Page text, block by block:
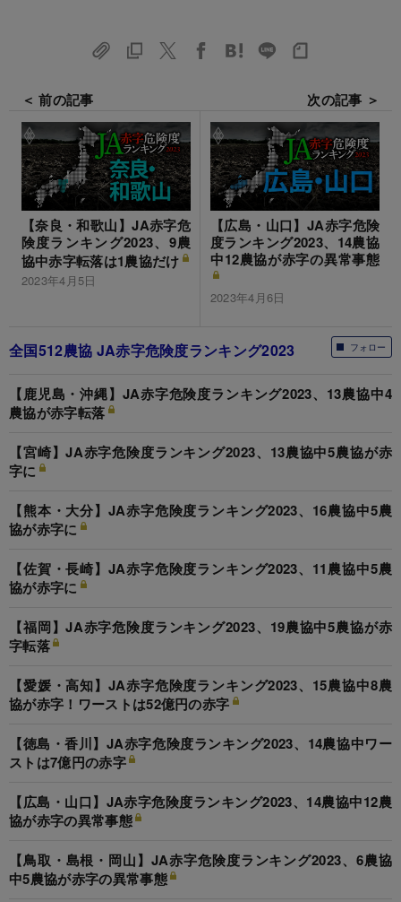
＜ 前の記事
【奈良・和歌山】JA赤字危
険度ランキング2023、9農
協中赤字転落は1農協だけ
2023年4月5日
次の記事 ＞
【広島・山口】JA赤字危険
度ランキング2023、14農協
中12農協が赤字の異常事態
2023年4月6日
フォロー
全国512農協 JA赤字危険度ランキング2023
【鹿児島・沖縄】JA赤字危険度ランキング2023、13農協中4
農協が赤字転落
【宮崎】JA赤字危険度ランキング2023、13農協中5農協が赤
字に
【熊本・大分】JA赤字危険度ランキング2023、16農協中5農
協が赤字に
【佐賀・長崎】JA赤字危険度ランキング2023、11農協中5農
協が赤字に
【福岡】JA赤字危険度ランキング2023、19農協中5農協が赤
字転落
【愛媛・高知】JA赤字危険度ランキング2023、15農協中8農
協が赤字！ワーストは52億円の赤字
【徳島・香川】JA赤字危険度ランキング2023、14農協中ワー
ストは7億円の赤字
【広島・山口】JA赤字危険度ランキング2023、14農協中12農
協が赤字の異常事態
【鳥取・島根・岡山】JA赤字危険度ランキング2023、6農協
中5農協が赤字の異常事態